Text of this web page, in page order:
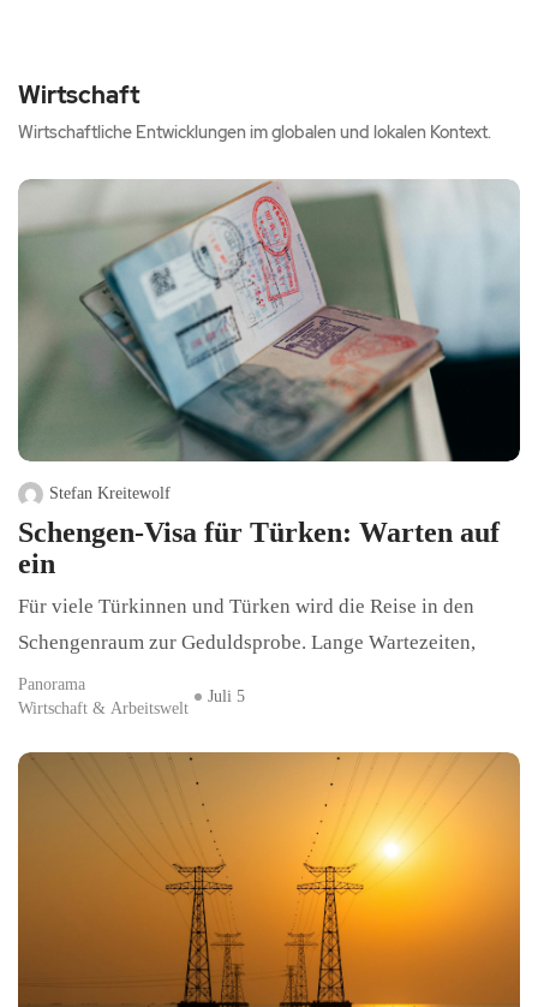
Wirtschaft
Wirtschaftliche Entwicklungen im globalen und lokalen Kontext.
Stefan Kreitewolf
Schengen-Visa für Türken: Warten auf
ein
Für viele Türkinnen und Türken wird die Reise in den
Schengenraum zur Geduldsprobe. Lange Wartezeiten,
Panorama
Wirtschaft & Arbeitswelt
Juli 5